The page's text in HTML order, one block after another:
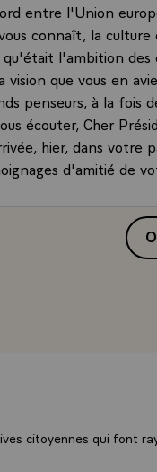
entre l'Union
connaît, la
l'ambition
vision que vous en
penseurs, à la fois
écouter, Cher
hier, dans votre
d'amitié de
je
vous avez fait à la
abordé les
souhait également
Général de Gaulle
citoyennes qui font